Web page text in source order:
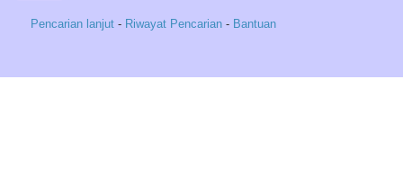
Pencarian lanjut - Riwayat Pencarian - Bantuan